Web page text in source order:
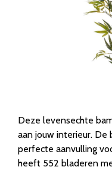
Deze levensechte
aan jouw interieur. De
perfecte aanvulling
heeft 552 bladeren